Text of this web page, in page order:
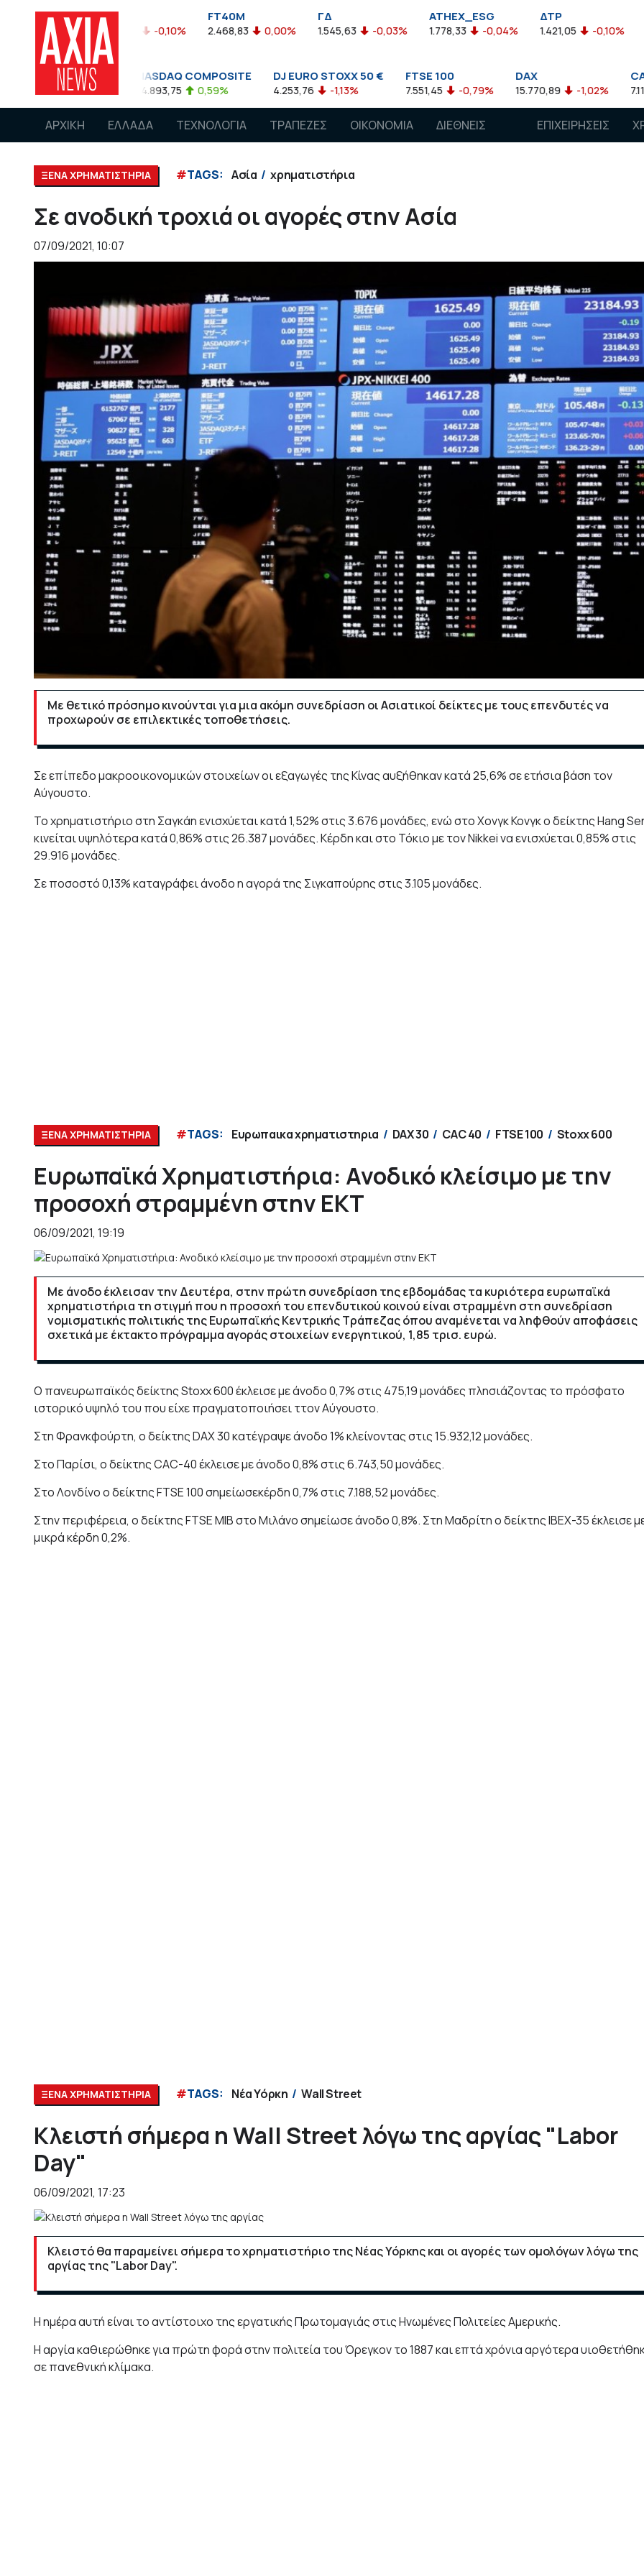
FTASE
3.774,48 -0,10% 2.468,83 0,00% 1.545,63 -0,03%
ATHEX_ESG
1.778,33 -0,04%
ΔΤΡ
1.421,05 -0,10% 2.211,72
NASDAQ COMPOSITE
14.893,75 0,59%
DJ EURO STOXX 50 €
4.253,76 -1,13%
FTSE 100
7.551,45 -0,79%
DAX
15.770,89 -1,02% 7.118,50 -
ΑΡΧΙΚΗ ΕΛΛΑΔΑ ΤΕΧΝΟΛΟΓΙΑ ΤΡΑΠΕΖΕΣ ΟΙΚΟΝΟΜΙΑ
ΔΙΕΘΝΕΙΣ
ΕΠΙΧΕΙΡΗΣΕΙΣ
ΞΕΝΑ ΧΡΗΜΑΤΙΣΤΗΡΙΑ #TAGS: Ασία χρηματιστήρια
Σε ανοδική τροχιά οι αγορές στην Ασία
07/09/2021, 10:07
Με θετικό πρόσημο κινούνται για μια ακόμη συνεδρίαση οι Ασιατικοί δείκτες με τους επενδυτές να
προχωρούν σε επιλεκτικές τοποθετήσεις.
Σε επίπεδο μακροοικονομικών στοιχείων οι εξαγωγές της Κίνας αυξήθηκαν κατά 25,6% σε ετήσια βάση τον
Αύγουστο.
Το χρηματιστήριο στη Σαγκάη ενισχύεται κατά 1,52% στις 3.676 μονάδες, ενώ στο Χονγκ Κονγκ ο δείκτης Hang
κινείται υψηλότερα κατά 0,86% στις 26.387 μονάδες. Κέρδη και στο Τόκιο με τον Nikkei να ενισχύεται 0,85% στις
29.916 μονάδες.
Σε ποσοστό 0,13% καταγράφει άνοδο η αγορά της Σιγκαπούρης στις 3.105 μονάδες.
ΞΕΝΑ ΧΡΗΜΑΤΙΣΤΗΡΙΑ #TAGS: Ευρωπαικα χρηματιστηρια DAX 30 CAC 40 FTSE 100 Stoxx 600
Ευρωπαϊκά Χρηματιστήρια: Ανοδικό κλείσιμο με την
προσοχή στραμμένη στην ΕΚΤ
06/09/2021, 19:19
Με άνοδο έκλεισαν την Δευτέρα, στην πρώτη συνεδρίαση της εβδομάδας τα κυριότερα ευρωπαϊκά
χρηματιστήρια τη στιγμή που η προσοχή του επενδυτικού κοινού είναι στραμμένη στη συνεδρίαση
νομισματικής πολιτικής της Ευρωπαϊκής Κεντρικής Τράπεζας όπου αναμένεται να ληφθούν αποφάσεις
σχετικά με έκτακτο πρόγραμμα αγοράς στοιχείων ενεργητικού, 1,85 τρισ. ευρώ.
O πανευρωπαϊκός δείκτης Stoxx 600 έκλεισε με άνοδο 0,7% στις 475,19 μονάδες πλησιάζοντας το πρόσφατο
ιστορικό υψηλό του που είχε πραγματοποιήσει ττον Αύγουστο.
Στη Φρανκφούρτη, ο δείκτης DAX 30 κατέγραψε άνοδο 1% κλείνοντας στις 15.932,12 μονάδες.
Στο Παρίσι, ο δείκτης CAC-40 έκλεισε με άνοδο 0,8% στις 6.743,50 μονάδες.
Στο Λονδίνο ο δείκτης FTSE 100 σημείωσεκέρδη 0,7% στις 7.188,52 μονάδες.
Στην περιφέρεια, ο δείκτης FTSE MIB στο Μιλάνο σημείωσε άνοδο 0,8%. Στη Μαδρίτη ο δείκτης IBEX-35 έκλεισε
μικρά κέρδη 0,2%.
ΞΕΝΑ ΧΡΗΜΑΤΙΣΤΗΡΙΑ #TAGS: Νέα Υόρκη Wall Street
Κλειστή σήμερα η Wall Street λόγω της αργίας "Labor
Day"
06/09/2021, 17:23
Κλειστό θα παραμείνει σήμερα το χρηματιστήριο της Νέας Υόρκης και οι αγορές των ομολόγων λόγω της
αργίας της "Labor Day".
Η ημέρα αυτή είναι το αντίστοιχο της εργατικής Πρωτομαγιάς στις Ηνωμένες Πολιτείες Αμερικής.
Η αργία καθιερώθηκε για πρώτη φορά στην πολιτεία του Όρεγκον το 1887 και επτά χρόνια αργότερα
σε πανεθνική κλίμακα.